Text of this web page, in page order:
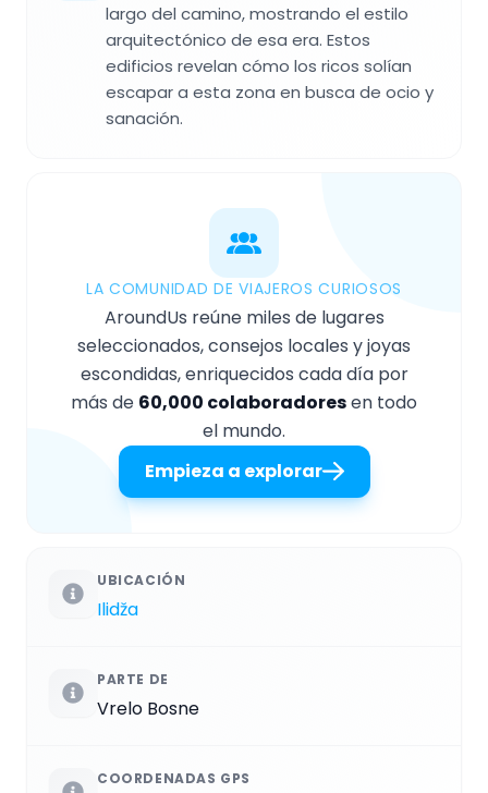
largo del camino, mostrando el estilo
arquitectónico de esa era. Estos
edificios revelan cómo los ricos solían
escapar a esta zona en busca de ocio y
sanación.
LA COMUNIDAD DE VIAJEROS CURIOSOS
AroundUs reúne miles de lugares
seleccionados, consejos locales y joyas
escondidas, enriquecidos cada día por
más de 60,000 colaboradoresen todo
el mundo.
Empieza a explorar
UBICACIÓN
Ilidža
PARTE DE
Vrelo Bosne
COORDENADAS GPS